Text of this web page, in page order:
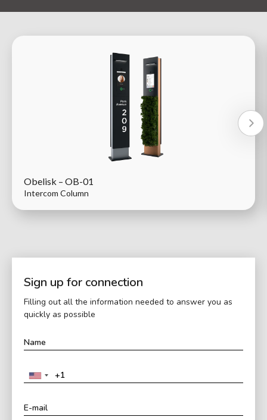
Obelisk – OB-01
Intercom Column
Sign up for connection
Filling out all the information needed to answer you as
quickly as possible